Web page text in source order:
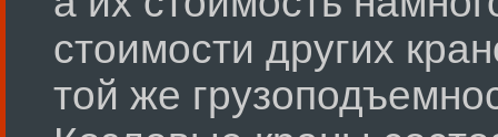
стоимости других
той же